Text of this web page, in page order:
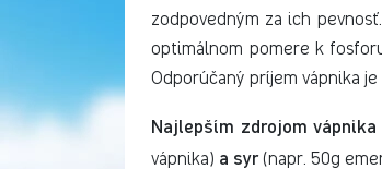
zodpovedným za ich
optimálnom pomere k
Odporúčaný príjem vápnika je
Najlepším zdrojom
vápnika) a syr(napr. 50g